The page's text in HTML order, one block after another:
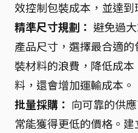
效控制包裝成本，並達到
精準尺寸規劃： 避免過
產品尺寸，選擇最合適
裝材料的浪費，降低成
料，還會增加運輸成本。
批量採購： 向可靠的供
常能獲得更低的價格。